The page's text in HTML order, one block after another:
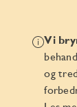
Vi
og